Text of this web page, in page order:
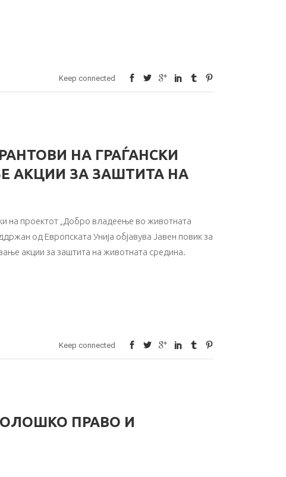
Keep connected
НА ГРАЃАНСКИ
АКЦИИ ЗА ЗАШТИТА НА
на проектот „Добро владеење во животната
од Европската Унија објавува Јавен повик за
акции за заштита на животната средина.
Keep connected
ПРАВО И